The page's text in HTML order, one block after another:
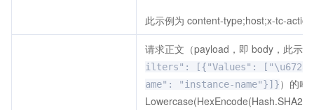
此示例为 content-type;host;x-tc-action
请求正文（payload，即 body，此示
ilters": [{"Values":
ame": "instance-name"}]}）的哈